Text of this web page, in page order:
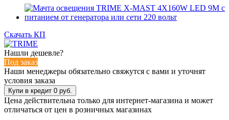
Скачать КП
Нашли дешевле?
Под заказ
Наши менеджеры обязательно свяжутся с вами и уточнят
условия заказа
Цена действительна только для интернет-магазина и может
отличаться от цен в розничных магазинах